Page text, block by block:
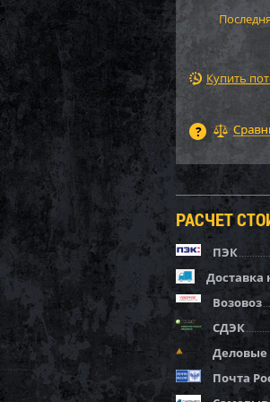
Купить
РАСЧЕТ
ПЭК
Доставка
Возовоз
СДЭК
Почта